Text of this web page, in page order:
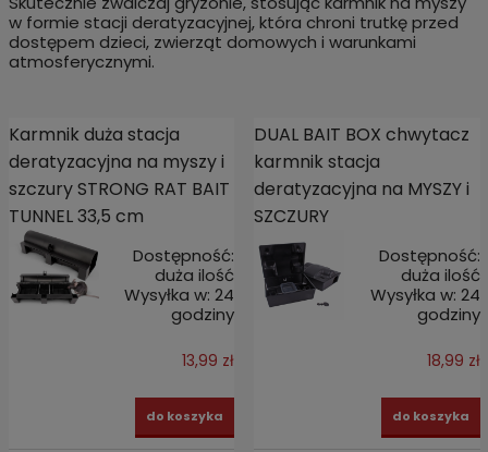
w formie stacji deratyzacyjnej, która chroni trutkę przed
dostępem dzieci, zwierząt domowych i warunkami
atmosferycznymi.
Karmnik duża stacja
deratyzacyjna na myszy i
szczury STRONG RAT BAIT
TUNNEL 33,5 cm
Dostępność:
duża ilość
Wysyłka w: 24
godziny
13,99 zł
do koszyka
DUAL BAIT BOX chwytacz
karmnik stacja
deratyzacyjna na MYSZY i
SZCZURY
Dostępność:
duża ilość
Wysyłka w: 24
godziny
18,99 zł
do koszyka